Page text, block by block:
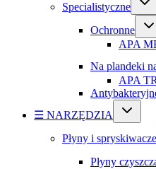
Specialistyczne
Ochronne
APA
Na plandeki
APA
☰ NARZĘDZIA
Płyny i spryskiwacze
Płyny